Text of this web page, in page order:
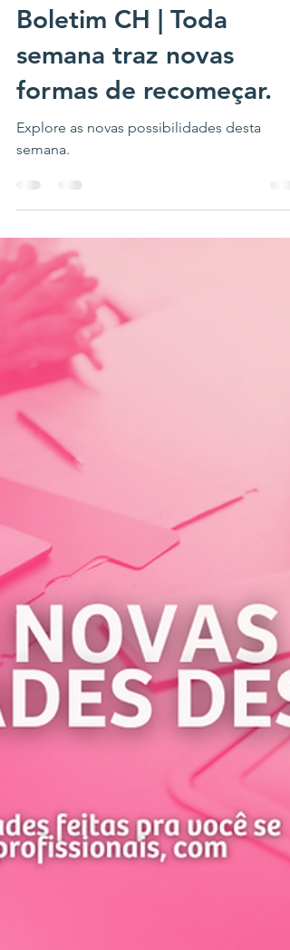
29 de out. de 2025 3 min de leitura
Boletim CH | Toda
semana traz novas
formas de recomeçar.
Explore as novas possibilidades desta
semana.